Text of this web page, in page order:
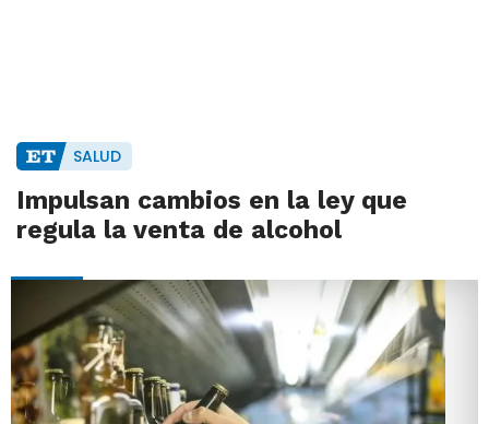
SALUD
Impulsan cambios en la ley que
regula la venta de alcohol